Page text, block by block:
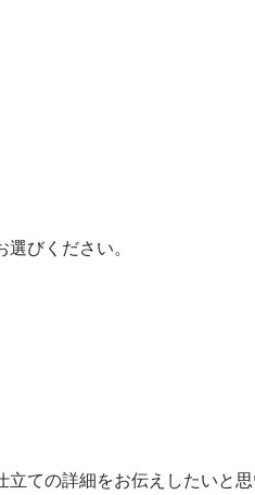
びください。
ての詳細をお伝えしたいと